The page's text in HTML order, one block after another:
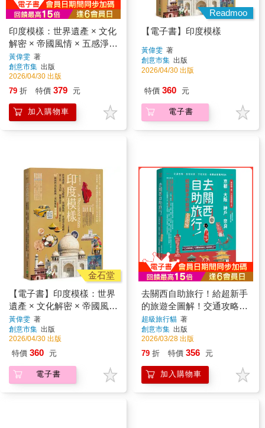
印度模樣：世界遺產 × 文化
解密 × 帝國風情 × 五感淨化
療癒，金三角、北北印、加
爾各答、孟買、喀拉拉……
10+條熱門自助路線，見招
拆招全攻略
黃偉雯 著
創意市集 出版
2026/04/30 出版
79 折 特價 379 元
加入購物車
Readmoo
【電子書】印度模樣
黃偉雯 著
創意市集 出版
2026/04/30 出版
特價 360 元
電子書
金石堂
【電子書】印度模樣：世界
遺產 × 文化解密 × 帝國風情
× 五感淨化療癒，金三角、
北北印、加爾各答、孟買、
喀拉拉……10+條熱門自助
路線，見招拆招全攻略
黃偉雯 著
創意市集 出版
2026/04/30 出版
特價 360 元
電子書
去關西自助旅行！給超新手
的旅遊全圖解！交通攻略X
食宿玩買X行程規劃，有問
必答萬用QA
超級旅行貓 著
創意市集 出版
2026/03/28 出版
79 折 特價 356 元
加入購物車